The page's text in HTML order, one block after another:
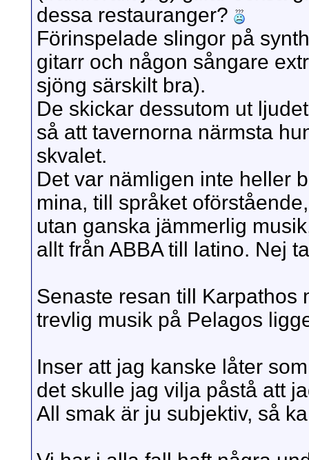
dessa restauranger?
Förinspelade slingor på
gitarr och någon sångare
sjöng särskilt bra).
De skickar dessutom ut
så att tavernorna närmsta
skvalet.
Det var nämligen inte heller
mina, till språket
utan ganska jämmerlig
allt från ABBA till latino. Nej
Senaste resan till Karpathos
trevlig musik på Pelagos
Inser att jag kanske låter
det skulle jag vilja påstå att
All smak är ju subjektiv, så